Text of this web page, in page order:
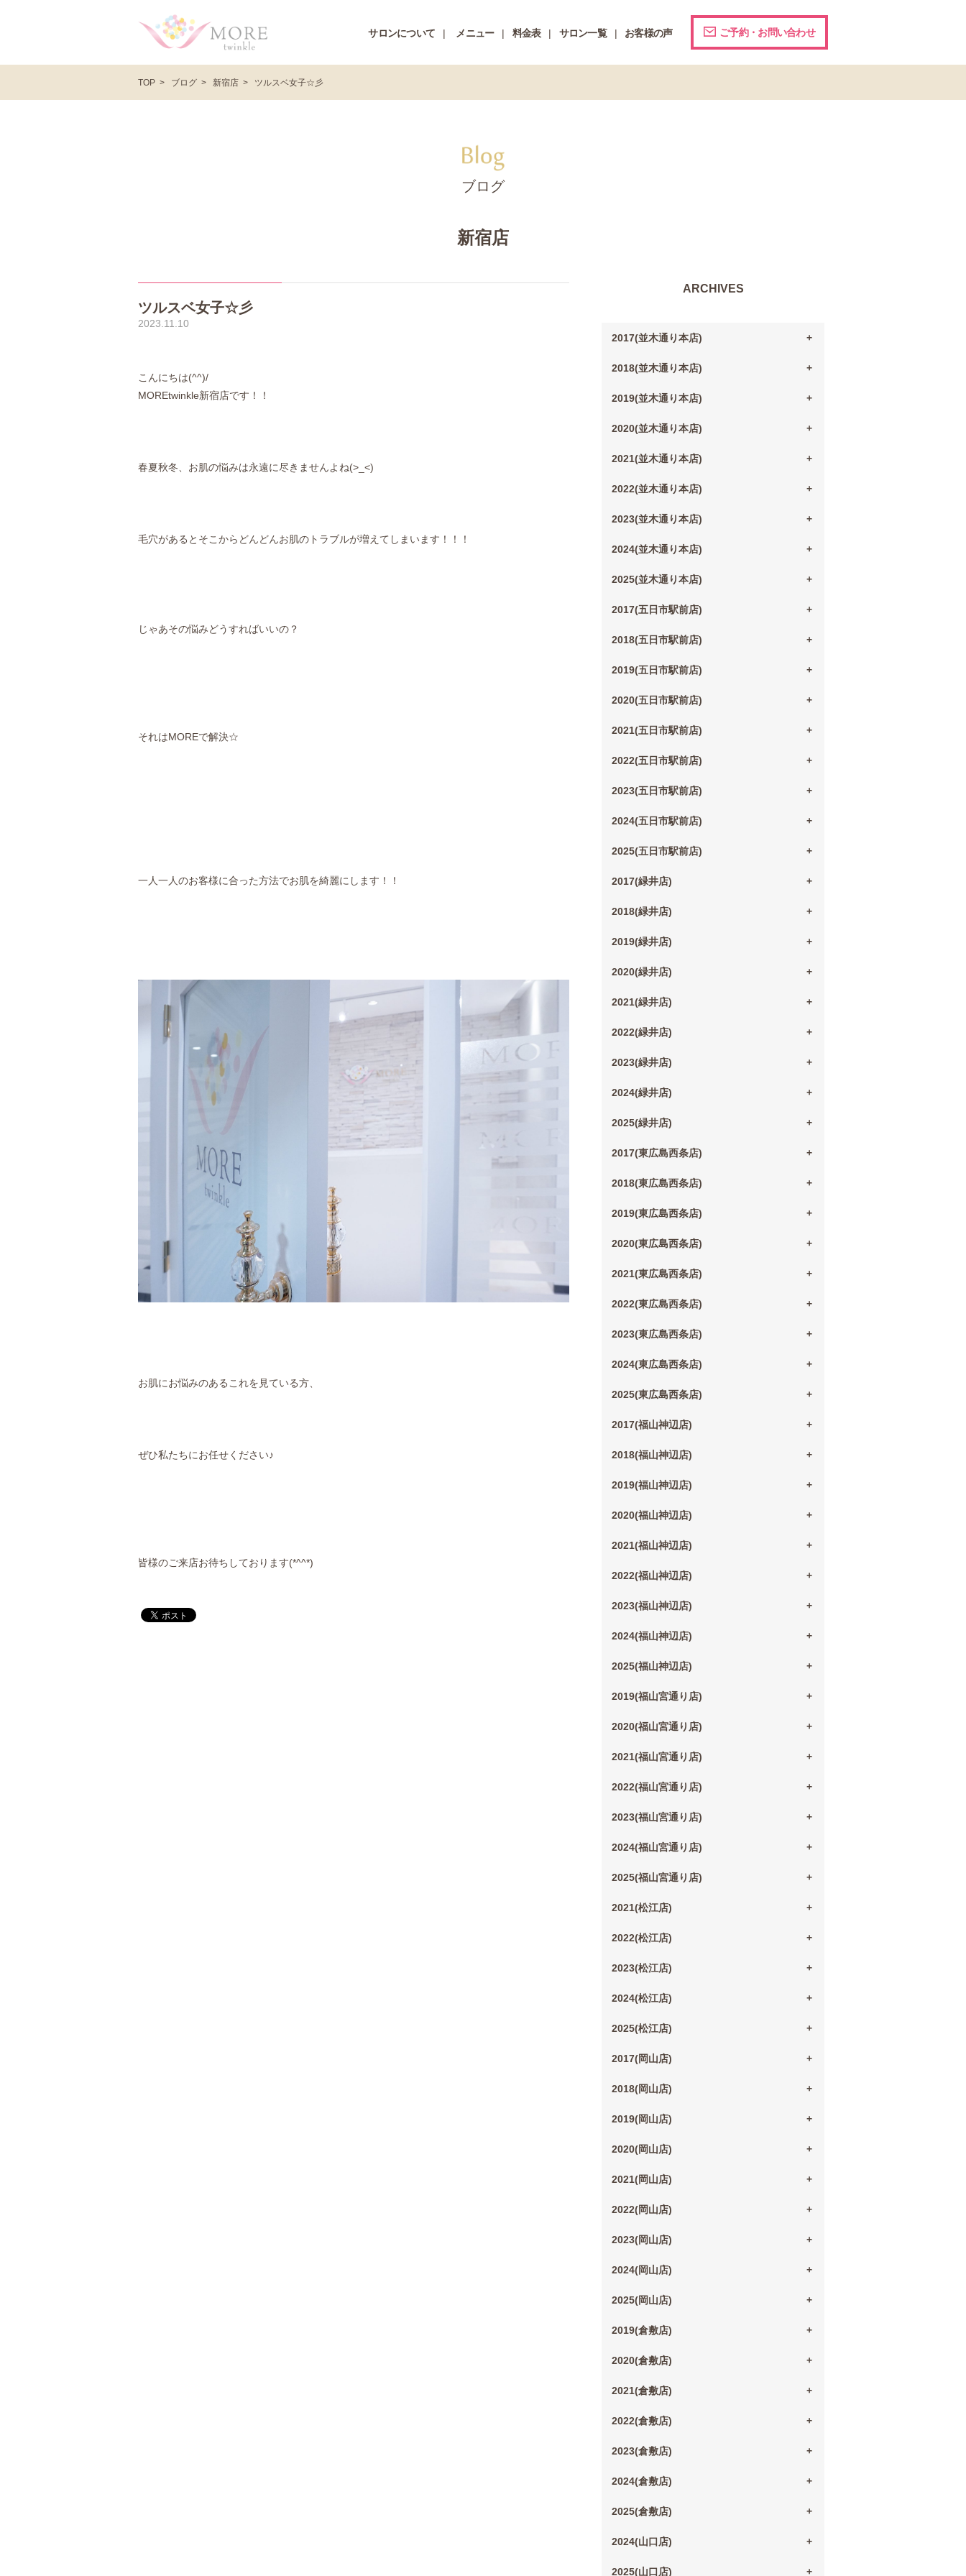
サロンについて メニュー 料金表 サロン一覧 お客様の声 ご予約・お問い合わせ
TOP ブログ 新宿店 ツルスベ女子☆彡
ブログ
新宿店
ツルスベ女子☆彡
2023.11.10
こんにちは(^^)/
MOREtwinkle新宿店です！！
春夏秋冬、お肌の悩みは永遠に尽きませんよね(>_<)
毛穴があるとそこからどんどんお肌のトラブルが増えてしまいます！！！
じゃあその悩みどうすればいいの？
それはMOREで解決☆
一人一人のお客様に合った方法でお肌を綺麗にします！！
お肌にお悩みのあるこれを見ている方、
ぜひ私たちにお任せください♪
皆様のご来店お待ちしております(*^^*)
ARCHIVES
2017(並木通り本店)
2018(並木通り本店)
2019(並木通り本店)
2020(並木通り本店)
2021(並木通り本店)
2022(並木通り本店)
2023(並木通り本店)
2024(並木通り本店)
2025(並木通り本店)
2017(五日市駅前店)
2018(五日市駅前店)
2019(五日市駅前店)
2020(五日市駅前店)
2021(五日市駅前店)
2022(五日市駅前店)
2023(五日市駅前店)
2024(五日市駅前店)
2025(五日市駅前店)
2017(緑井店)
2018(緑井店)
2019(緑井店)
2020(緑井店)
2021(緑井店)
2022(緑井店)
2023(緑井店)
2024(緑井店)
2025(緑井店)
2017(東広島西条店)
2018(東広島西条店)
2019(東広島西条店)
2020(東広島西条店)
2021(東広島西条店)
2022(東広島西条店)
2023(東広島西条店)
2024(東広島西条店)
2025(東広島西条店)
2017(福山神辺店)
2018(福山神辺店)
2019(福山神辺店)
2020(福山神辺店)
2021(福山神辺店)
2022(福山神辺店)
2023(福山神辺店)
2024(福山神辺店)
2025(福山神辺店)
2019(福山宮通り店)
2020(福山宮通り店)
2021(福山宮通り店)
2022(福山宮通り店)
2023(福山宮通り店)
2024(福山宮通り店)
2025(福山宮通り店)
2021(松江店)
2022(松江店)
2023(松江店)
2024(松江店)
2025(松江店)
2017(岡山店)
2018(岡山店)
2019(岡山店)
2020(岡山店)
2021(岡山店)
2022(岡山店)
2023(岡山店)
2024(岡山店)
2025(岡山店)
2019(倉敷店)
2020(倉敷店)
2021(倉敷店)
2022(倉敷店)
2023(倉敷店)
2024(倉敷店)
2025(倉敷店)
2024(山口店)
2025(山口店)